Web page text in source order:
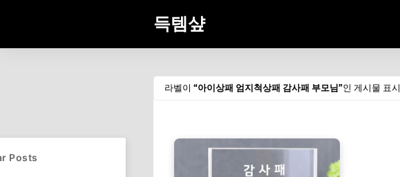
득템샾
라벨이 아이상패 엄지척상패 감사패 부모님 인 게시물 표시
Posts